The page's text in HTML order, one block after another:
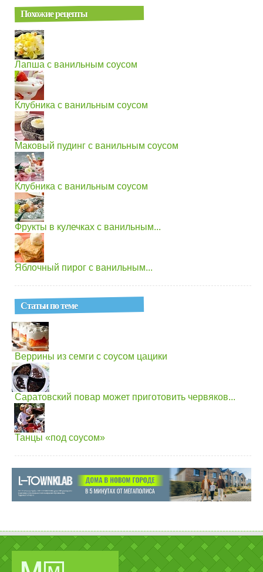
Похожие рецепты
Лапша с ванильным соусом
Клубника с ванильным соусом
Маковый пудинг с ванильным соусом
Клубника с ванильным соусом
Фрукты в кулечках с ванильным...
Яблочный пирог с ванильным...
Статьи по теме
Веррины из семги с соусом цацики
Саратовский повар может приготовить червяков...
Танцы «под соусом»